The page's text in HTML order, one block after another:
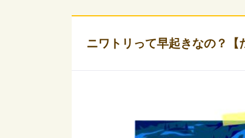
ニワトリって早起きなの？【